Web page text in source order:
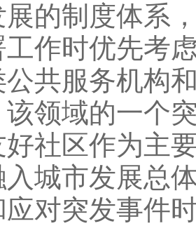
展的制度体系
工作时优先考
公共服务机构
该领域的一个
好社区作为主
入城市发展总
应对突发事件